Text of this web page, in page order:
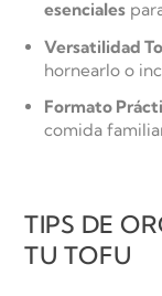
esenciales
Versatilidad
hornearlo o
Formato
comida
TIPS DE
TU TOFU